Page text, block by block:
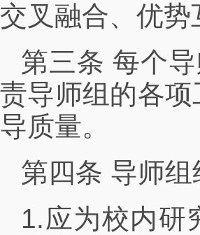
交叉融合、优
第三条 每个
责导师组的各
导质量。
第四条 导师
1.应为校内研